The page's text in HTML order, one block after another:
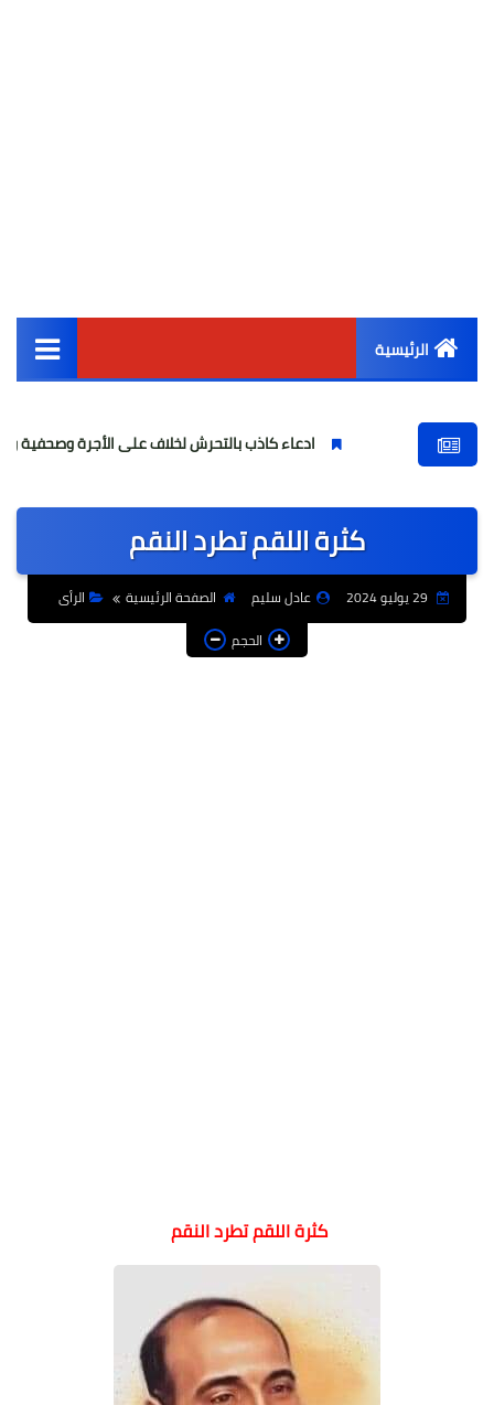
الرئيسية
أخبار مصر
عالمى
الرياضة
حوادث وقضايا
ادعاء كاذب بالتحرش لخلاف على الأجرة وصحفية وهمية
كثرة اللقم تطرد النقم
عادل سليم الصفحة الرئيسية
الرأى
الحجم
كثرة اللقم تطرد النقم